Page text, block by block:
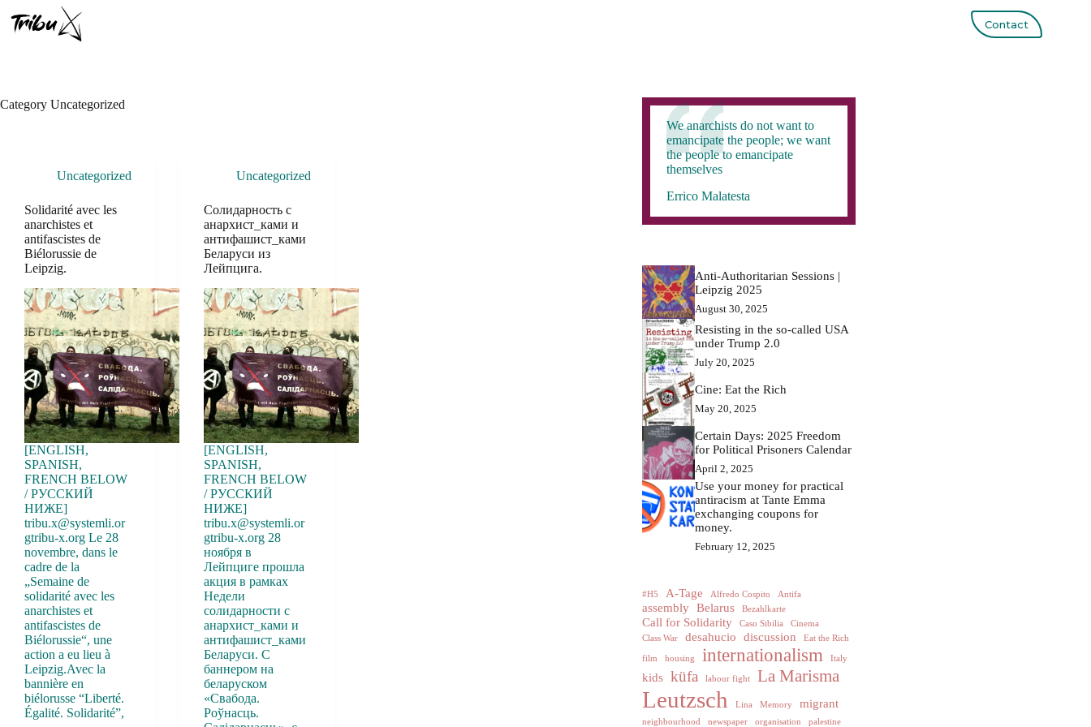
content
Contact
Category Uncategorized
Uncategorized
Solidarité avec les
anarchistes et
antifascistes de
Biélorussie de
Leipzig.
[ENGLISH,
SPANISH,
FRENCH BELOW
/ РУССКИЙ
НИЖЕ]
tribu.x@systemli.or
gtribu-x.org Le 28
novembre, dans le
cadre de la
„Semaine de
solidarité avec les
anarchistes et
antifascistes de
Biélorussie“, une
action a eu lieu à
Leipzig.Avec la
bannière en
biélorusse “Liberté.
Égalité. Solidarité”,
Uncategorized
Солидарность с
анархист_ками и
антифашист_ками
Беларуси из
Лейпцига.
[ENGLISH,
SPANISH,
FRENCH BELOW
/ РУССКИЙ
НИЖЕ]
tribu.x@systemli.or
gtribu-x.org 28
ноября в
Лейпциге прошла
акция в рамках
Недели
солидарности с
анархист_ками и
антифашист_ками
Беларуси. С
баннером на
беларуском
«Свабода.
Роўнасць.
We anarchists do not want to
emancipate the people; we want
the people to emancipate
themselves
Errico Malatesta
Anti-Authoritarian Sessions |
Leipzig 2025
August 30, 2025
Resisting in the so-called USA
under Trump 2.0
July 20, 2025
Cine: Eat the Rich
May 20, 2025
Certain Days: 2025 Freedom
for Political Prisoners Calendar
April 2, 2025
Use your money for practical
antiracism at Tante Emma
exchanging coupons for
money.
February 12, 2025
#H5 A-Tage Alfredo Cospito Antifa
assembly Belarus Bezahlkarte
Call for Solidarity Caso Sibilia
Cinema
Class War
desahucio discussion Eat the Rich
film housing internationalism Italy
kids küfa labour fight La Marisma
Leutzsch Lina Memory migrant
neighbourhood newspaper organisation palestine